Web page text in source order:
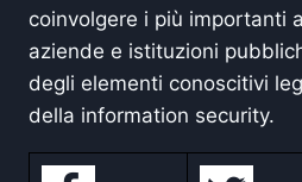
coinvolgere i più importanti
aziende e istituzioni
degli elementi conoscitivi
della information security.